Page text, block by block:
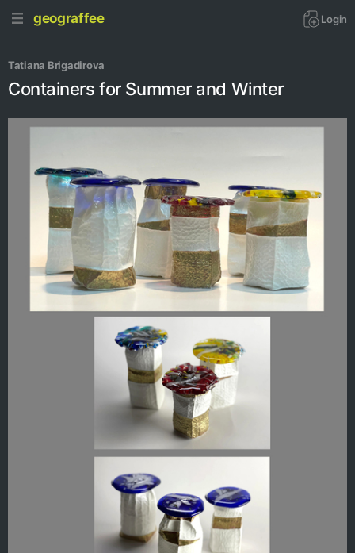
geograffee Login
Tatiana Brigadirova
Containers for Summer and Winter